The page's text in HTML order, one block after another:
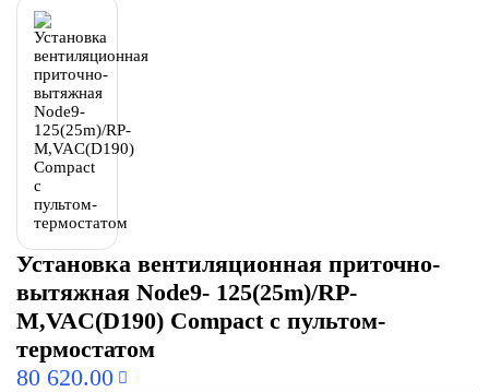
Установка вентиляционная приточно-
вытяжная Node9- 125(25m)/RP-
M,VAC(D190) Compact с пультом-
термостатом
80 620.00